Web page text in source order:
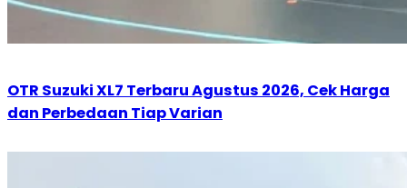
OTR Suzuki XL7 Terbaru Agustus 2026, Cek Harga
dan Perbedaan Tiap Varian